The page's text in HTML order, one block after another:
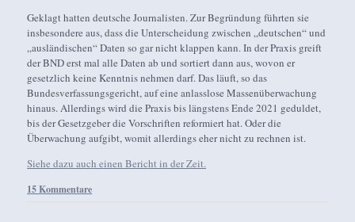
Geklagt hatten deutsche Journalisten. Zur Begründung führten sie
insbesondere aus, dass die Unterscheidung zwischen „deutschen“ und
„ausländischen“ Daten so gar nicht klappen kann. In der Praxis greift
der BND erst mal alle Daten ab und sortiert dann aus, wovon er
gesetzlich keine Kenntnis nehmen darf. Das läuft, so das
Bundesverfassungsgericht, auf eine anlasslose Massenüberwachung
hinaus. Allerdings wird die Praxis bis längstens Ende 2021 geduldet,
bis der Gesetzgeber die Vorschriften reformiert hat. Oder die
Überwachung aufgibt, womit allerdings eher nicht zu rechnen ist.
Siehe dazu auch einen Bericht in der Zeit.
15 Kommentare